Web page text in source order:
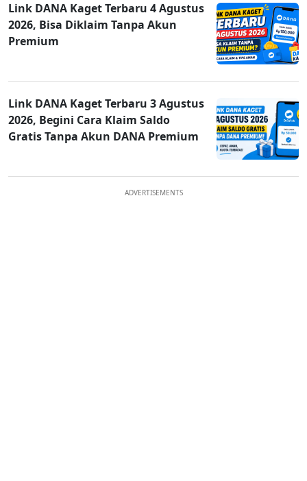
Link DANA Kaget Terbaru 4 Agustus
2026, Bisa Diklaim Tanpa Akun
Premium
Link DANA Kaget Terbaru 3 Agustus
2026, Begini Cara Klaim Saldo
Gratis Tanpa Akun DANA Premium
ADVERTISEMENTS